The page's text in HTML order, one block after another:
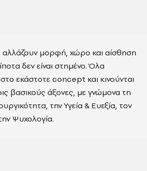
αλλάζουν μορφή, χώρο και αίσθηση
δεν είναι στημένο. Όλα
εκάστοτε concept και κινούνται
βασικούς άξονες, με γνώμονα τη
την Υγεία & Ευεξία, τον
Ψυχολογία.